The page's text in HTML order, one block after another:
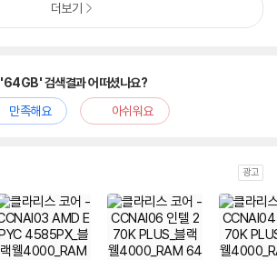
더보기
'64GB' 검색결과 어떠셨나요?
만족해요
아쉬워요
광고